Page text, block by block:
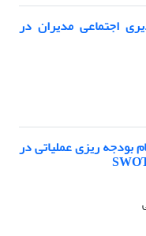
اجتماعی مدیران در
بودجه ریزی عملیاتی در